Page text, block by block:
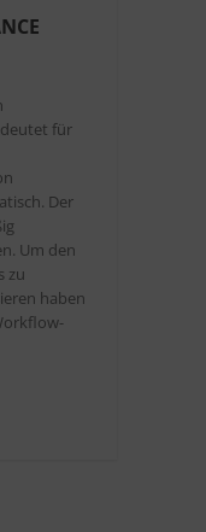
für
Der
Um den
zu
haben